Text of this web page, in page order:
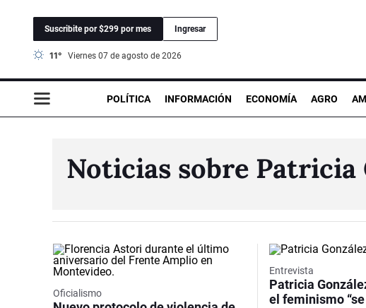
Suscribite por $299 por mes Ingresar
11° viernes 07 de agosto de 2026
POLÍTICA INFORMACIÓN ECONOMÍA AGRO
Noticias sobre Patricia
Oficialismo
Entrevista
Patricia
el feminismo